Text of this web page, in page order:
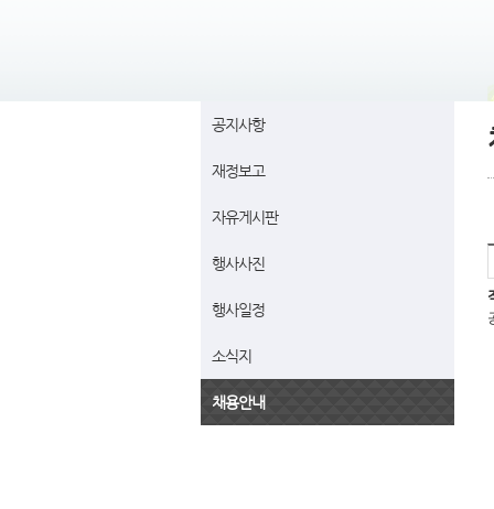
공지사항
재정보고
자유게시판
행사사진
행사일정
소식지
채용안내